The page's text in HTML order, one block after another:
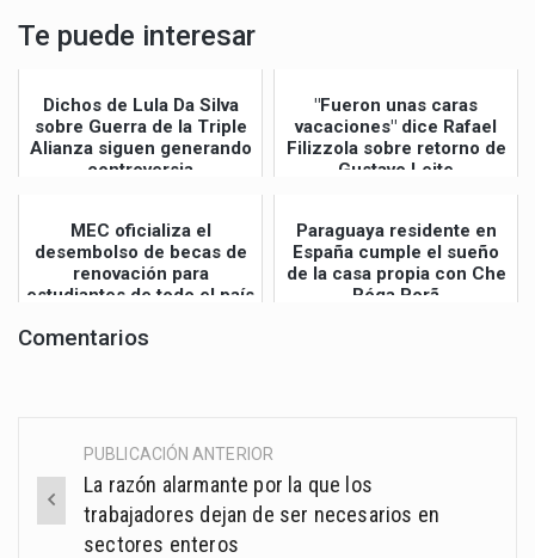
Te puede interesar
Dichos de Lula Da Silva
sobre Guerra de la Triple
Alianza siguen generando
controversia
"Fueron unas caras
vacaciones" dice Rafael
Filizzola sobre retorno de
Gustavo Leite
MEC oficializa el
desembolso de becas de
renovación para
estudiantes de todo el país
Paraguaya residente en
España cumple el sueño
de la casa propia con Che
Róga Porã
Comentarios
Post
navigation
PUBLICACIÓN ANTERIOR
La razón alarmante por la que los
trabajadores dejan de ser necesarios en
sectores enteros